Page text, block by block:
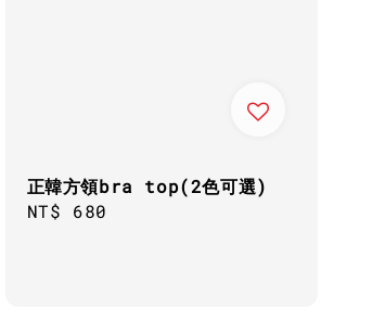
正韓方領bra top(2色可選)
Regular
NT$ 680